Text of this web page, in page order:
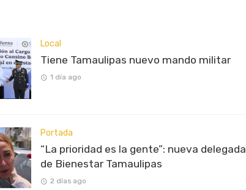
Local
Tiene Tamaulipas nuevo mando militar
1 día ago
Portada
“La prioridad es la gente”: nueva delegada
de Bienestar Tamaulipas
2 días ago